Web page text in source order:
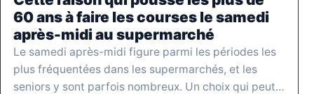
60 ans à faire les courses le samedi
après-midi au supermarché
Le samedi après-midi figure parmi les périodes les
plus fréquentées dans les supermarchés, et les
seniors y sont parfois nombreux. Un choix qui peut…